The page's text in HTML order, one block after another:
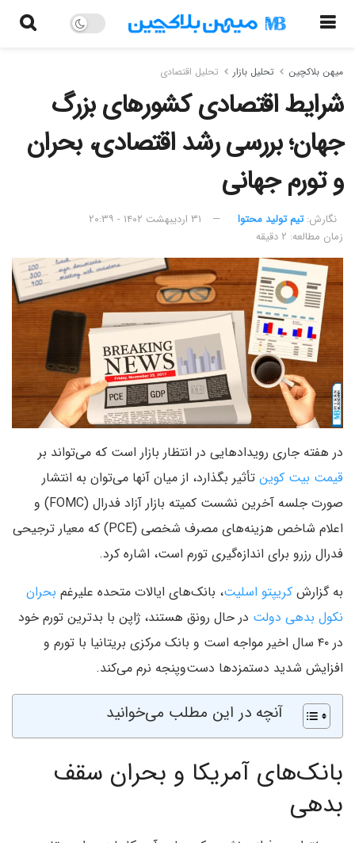
میهن بلاکچین تحلیل بازار تحلیل اقتصادی
شرایط اقتصادی کشورهای بزرگ
جهان؛ بررسی رشد اقتصادی، بحران
و تورم جهانی
نگارش:‌ تیم تولید محتوا
۳۱ اردیبهشت ۱۴۰۲ - ۲۰:۳۹
زمان مطالعه: ۲ دقیقه
در هفته جاری رویدادهایی در انتظار بازار است که می‌تواند بر
قیمت بیت کوین تأثیر بگذارد، از میان آنها می‌توان به انتشار
صورت جلسه آخرین نشست کمیته بازار آزاد فدرال (FOMC) و
اعلام شاخص هزینه‌های مصرف شخصی (PCE) که معیار ترجیحی
فدرال رزرو برای اندازه‌گیری تورم است، اشاره کرد.
به گزارش کریپتو اسلیت، بانک‌های ایالات متحده علیرغم بحران
نکول بدهی دولت در حال رونق هستند، ژاپن با بدترین تورم خود
در ۴۰ سال اخیر مواجه است و بانک مرکزی بریتانیا با تورم و
افزایش شدید دستمزدها دست‌وپنجه نرم می‌کند.
آنچه در این مطلب می‌خوانید
بانک‌های آمریکا و بحران سقف
بدهی